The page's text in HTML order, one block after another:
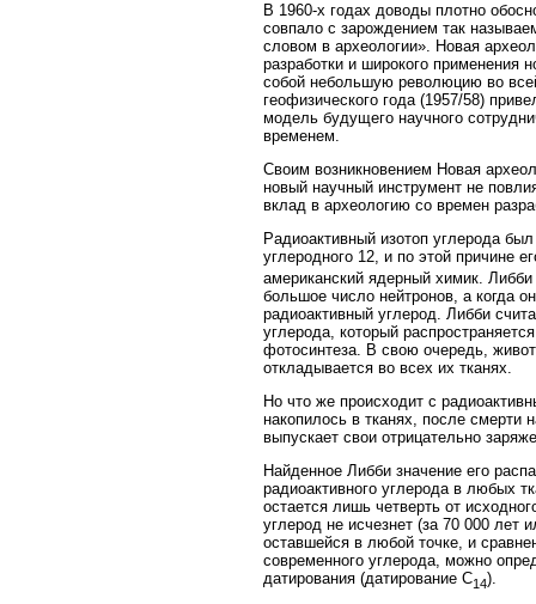
В 1960-х годах доводы плотно
совпало с зарождением так
словом в археологии». Новая
разработки и широкого применения
собой небольшую революцию во
геофизического года (1957/58)
модель будущего научного
временем.
Своим возникновением Новая
новый научный инструмент не
вклад в археологию со времен
Радиоактивный изотоп углерода
углеродного 12, и по этой причине
американский ядерный химик.
большое число нейтронов, а когда
радиоактивный углерод. Либби
углерода, который
фотосинтеза. В свою очередь,
откладывается во всех их тканях.
Но что же происходит с
накопилось в тканях, после смерти
выпускает свои отрицательно
Найденное Либби значение его
радиоактивного углерода в любых
остается лишь четверть от
углерод не исчезнет (за 70 000 лет
оставшейся в любой точке, и
современного углерода, можно
датирования (датирование C14).